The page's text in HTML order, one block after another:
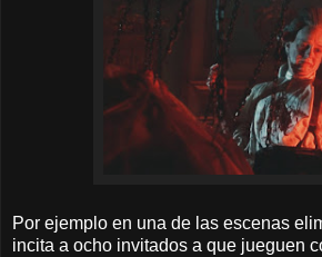
Por ejemplo en una de las escenas
incita a ocho invitados a que jueguen